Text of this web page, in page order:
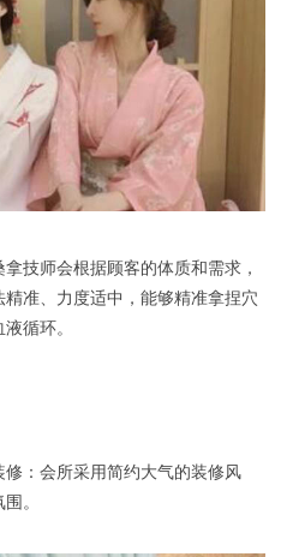
师会根据顾客的体质和需求，
准、力度适中，能够精准拿捏穴
循环。
：会所采用简约大气的装修风
。